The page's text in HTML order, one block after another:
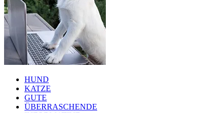
HUND
KATZE
GUTE
ÜBERRASCHENDE